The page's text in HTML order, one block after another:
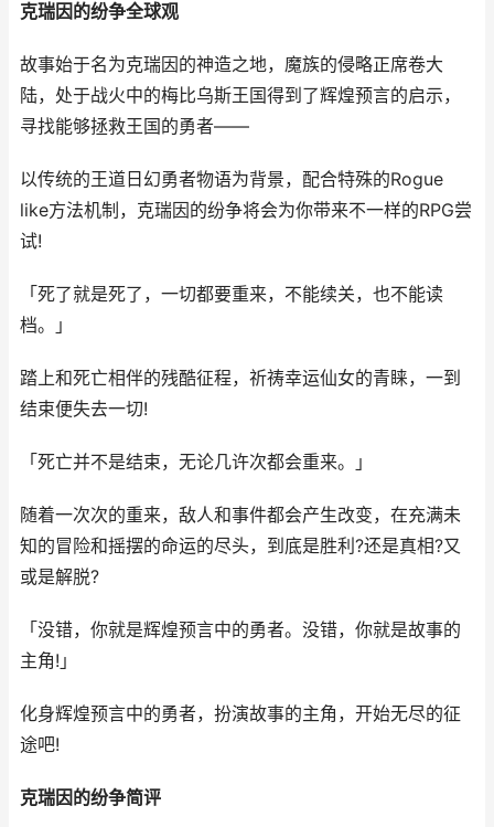
克瑞因的纷争全球观
故事始于名为克瑞因的神造之地，魔族的侵略正席卷大
陆，处于战火中的梅比乌斯王国得到了辉煌预言的启示，
寻找能够拯救王国的勇者——
以传统的王道日幻勇者物语为背景，配合特殊的Rogue
like方法机制，克瑞因的纷争将会为你带来不一样的RPG尝
试!
「死了就是死了，一切都要重来，不能续关，也不能读
档。」
踏上和死亡相伴的残酷征程，祈祷幸运仙女的青睐，一到
结束便失去一切!
「死亡并不是结束，无论几许次都会重来。」
随着一次次的重来，敌人和事件都会产生改变，在充满未
知的冒险和摇摆的命运的尽头，到底是胜利?还是真相?又
或是解脱?
「没错，你就是辉煌预言中的勇者。没错，你就是故事的
主角!」
化身辉煌预言中的勇者，扮演故事的主角，开始无尽的征
途吧!
克瑞因的纷争简评